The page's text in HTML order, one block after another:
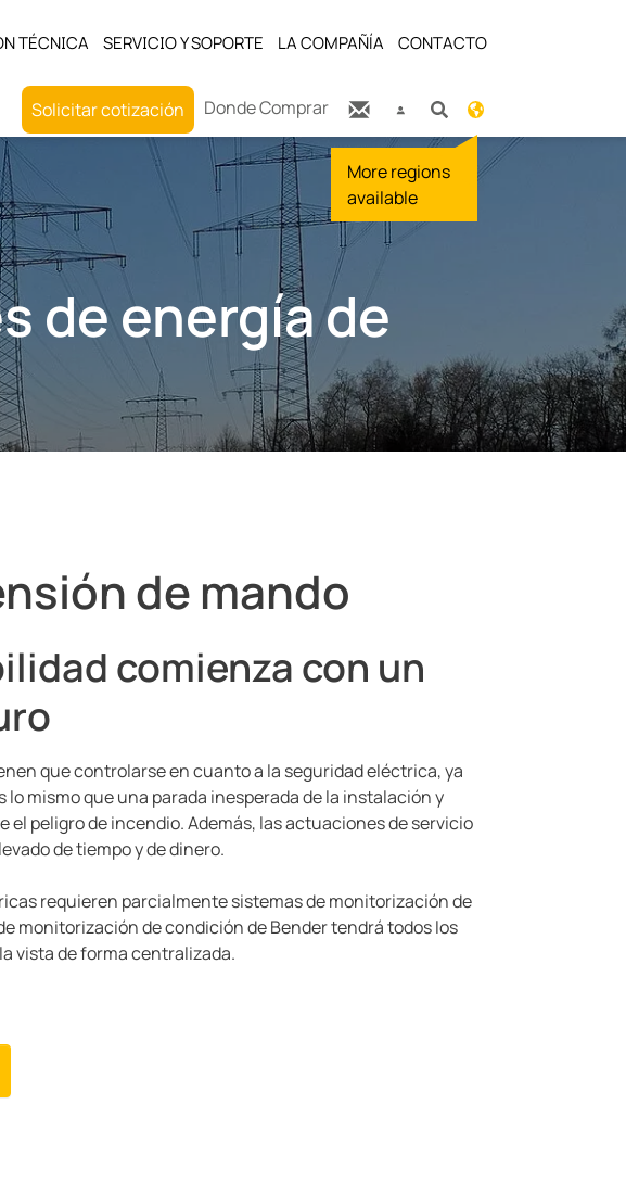
TÉCNICA SERVICIO Y SOPORTE LA COMPAÑÍA CONTACTO
Solicitar cotización Donde Comprar
de energía de
de mando
comienza con un
que controlarse en cuanto a la seguridad eléctrica, ya
mismo que una parada inesperada de la instalación y
peligro de incendio. Además, las actuaciones de servicio
de tiempo y de dinero.
requieren parcialmente sistemas de monitorización de
monitorización de condición de Bender tendrá todos los
vista de forma centralizada.